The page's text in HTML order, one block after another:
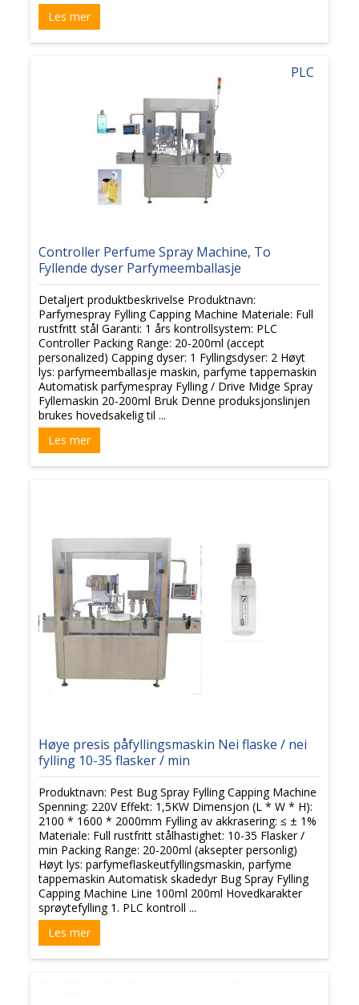
Les mer
PLC
Controller Perfume Spray Machine, To
Fyllende dyser Parfymeemballasje
Detaljert produktbeskrivelse Produktnavn:
Parfymespray Fylling Capping Machine Materiale: Full
rustfritt stål Garanti: 1 års kontrollsystem: PLC
Controller Packing Range: 20-200ml (accept
personalized) Capping dyser: 1 Fyllingsdyser: 2 Høyt
lys: parfymeemballasje maskin, parfyme tappemaskin
Automatisk parfymespray Fylling / Drive Midge Spray
Fyllemaskin 20-200ml Bruk Denne produksjonslinjen
brukes hovedsakelig til ...
Les mer
Høye presis påfyllingsmaskin Nei flaske / nei
fylling 10-35 flasker / min
Produktnavn: Pest Bug Spray Fylling Capping Machine
Spenning: 220V Effekt: 1,5KW Dimensjon (L * W * H):
2100 * 1600 * 2000mm Fylling av akkrasering: ≤ ± 1%
Materiale: Full rustfritt stålhastighet: 10-35 Flasker /
min Packing Range: 20-200ml (aksepter personlig)
Høyt lys: parfymeflaskeutfyllingsmaskin, parfyme
tappemaskin Automatisk skadedyr Bug Spray Fylling
Capping Machine Line 100ml 200ml Hovedkarakter
sprøytefylling 1. PLC kontroll ...
Les mer